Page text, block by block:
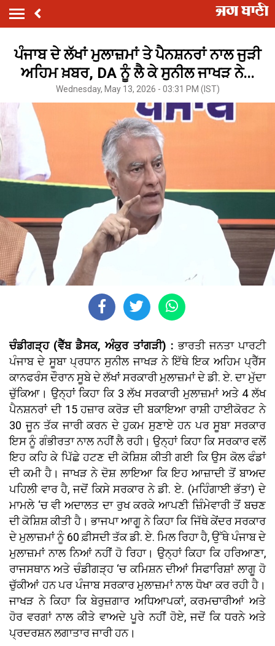
ਪੰਜਾਬ ਦੇ ਲੱਖਾਂ ਮੁਲਾਜ਼ਮਾਂ ਤੇ ਪੈਨਸ਼ਨਰਾਂ ਨਾਲ ਜੁੜੀ
ਅਹਿਮ ਖ਼ਬਰ, DA ਨੂੰ ਲੈ ਕੇ ਸੁਨੀਲ ਜਾਖੜ ਨੇ...
Wednesday, May 13, 2026 - 03:31 PM (IST)
ਚੰਡੀਗੜ੍ਹ (ਵੈੱਬ ਡੈਸਕ, ਅੰਕੁਰ ਤਾਂਗੜੀ) : ਭਾਰਤੀ ਜਨਤਾ ਪਾਰਟੀ
ਪੰਜਾਬ ਦੇ ਸੂਬਾ ਪ੍ਰਧਾਨ ਸੁਨੀਲ ਜਾਖੜ ਨੇ ਇੱਥੇ ਇਕ ਅਹਿਮ ਪ੍ਰੈੱਸ
ਕਾਨਫਰੰਸ ਦੌਰਾਨ ਸੂਬੇ ਦੇ ਲੱਖਾਂ ਸਰਕਾਰੀ ਮੁਲਾਜ਼ਮਾਂ ਦੇ ਡੀ. ਏ. ਦਾ ਮੁੱਦਾ
ਚੁੱਕਿਆ। ਉਨ੍ਹਾਂ ਕਿਹਾ ਕਿ 3 ਲੱਖ ਸਰਕਾਰੀ ਮੁਲਾਜ਼ਮਾਂ ਅਤੇ 4 ਲੱਖ
ਪੈਨਸ਼ਨਰਾਂ ਦੀ 15 ਹਜ਼ਾਰ ਕਰੋੜ ਦੀ ਬਕਾਇਆ ਰਾਸ਼ੀ ਹਾਈਕੋਰਟ ਨੇ
30 ਜੂਨ ਤੱਕ ਜਾਰੀ ਕਰਨ ਦੇ ਹੁਕਮ ਸੁਣਾਏ ਹਨ ਪਰ ਸੂਬਾ ਸਰਕਾਰ
ਇਸ ਨੂੰ ਗੰਭੀਰਤਾ ਨਾਲ ਨਹੀਂ ਲੈ ਰਹੀ। ਉਨ੍ਹਾਂ ਕਿਹਾ ਕਿ ਸਰਕਾਰ ਵਲੋਂ
ਇਹ ਕਹਿ ਕੇ ਪਿੱਛੇ ਹਟਣ ਦੀ ਕੋਸ਼ਿਸ਼ ਕੀਤੀ ਗਈ ਕਿ ਉਸ ਕੋਲ ਫੰਡਾਂ
ਦੀ ਕਮੀ ਹੈ। ਜਾਖੜ ਨੇ ਦੋਸ਼ ਲਾਇਆ ਕਿ ਇਹ ਆਜ਼ਾਦੀ ਤੋਂ ਬਾਅਦ
ਪਹਿਲੀ ਵਾਰ ਹੈ, ਜਦੋਂ ਕਿਸੇ ਸਰਕਾਰ ਨੇ ਡੀ. ਏ. (ਮਹਿੰਗਾਈ ਭੱਤਾ) ਦੇ
ਮਾਮਲੇ ‘ਚ ਵੀ ਅਦਾਲਤ ਦਾ ਰੁਖ ਕਰਕੇ ਆਪਣੀ ਜ਼ਿੰਮੇਵਾਰੀ ਤੋਂ ਬਚਣ
ਦੀ ਕੋਸ਼ਿਸ਼ ਕੀਤੀ ਹੈ। ਭਾਜਪਾ ਆਗੂ ਨੇ ਕਿਹਾ ਕਿ ਜਿੱਥੇ ਕੇਂਦਰ ਸਰਕਾਰ
ਦੇ ਮੁਲਾਜ਼ਮਾਂ ਨੂੰ 60 ਫ਼ੀਸਦੀ ਤੱਕ ਡੀ. ਏ. ਮਿਲ ਰਿਹਾ ਹੈ, ਉੱਥੇ ਪੰਜਾਬ ਦੇ
ਮੁਲਾਜ਼ਮਾਂ ਨਾਲ ਨਿਆਂ ਨਹੀਂ ਹੋ ਰਿਹਾ। ਉਨ੍ਹਾਂ ਕਿਹਾ ਕਿ ਹਰਿਆਣਾ,
ਰਾਜਸਥਾਨ ਅਤੇ ਚੰਡੀਗੜ੍ਹ ‘ਚ ਕਮਿਸ਼ਨ ਦੀਆਂ ਸਿਫਾਰਿਸ਼ਾਂ ਲਾਗੂ ਹੋ
ਚੁੱਕੀਆਂ ਹਨ ਪਰ ਪੰਜਾਬ ਸਰਕਾਰ ਮੁਲਾਜ਼ਮਾਂ ਨਾਲ ਧੋਖਾ ਕਰ ਰਹੀ ਹੈ।
ਜਾਖੜ ਨੇ ਕਿਹਾ ਕਿ ਬੇਰੁਜ਼ਗਾਰ ਅਧਿਆਪਕਾਂ, ਕਰਮਚਾਰੀਆਂ ਅਤੇ
ਹੋਰ ਵਰਗਾਂ ਨਾਲ ਕੀਤੇ ਵਾਅਦੇ ਪੂਰੇ ਨਹੀਂ ਹੋਏ, ਜਦੋਂ ਕਿ ਧਰਨੇ ਅਤੇ
ਪ੍ਰਦਰਸ਼ਨ ਲਗਾਤਾਰ ਜਾਰੀ ਹਨ।